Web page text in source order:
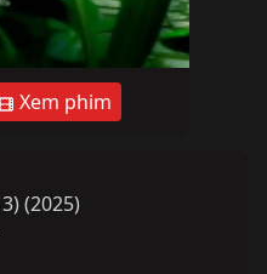
Xem phim
(2025)